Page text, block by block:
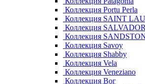
Коллекция Portu Perla
Коллекция SAINT
Коллекция SALVADOR
Коллекция
Коллекция Savoy
Коллекция Shabby
Коллекция Vela
Коллекция Veneziano
Коллекция Вог